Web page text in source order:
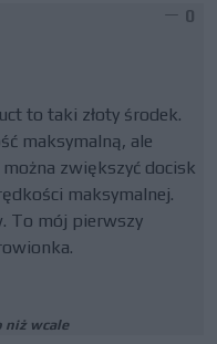
0
to taki złoty środek.
maksymalną, ale
zwiększyć docisk
maksymalnej.
To mój pierwszy
niż wcale